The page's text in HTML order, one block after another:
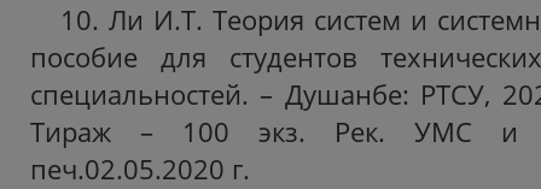
10. Ли И.Т. Теория систем и
пособие для студентов
специальностей. – Душанбе: РТСУ,
Тираж – 100 экз. Рек. УМС и
печ.02.05.2020 г.